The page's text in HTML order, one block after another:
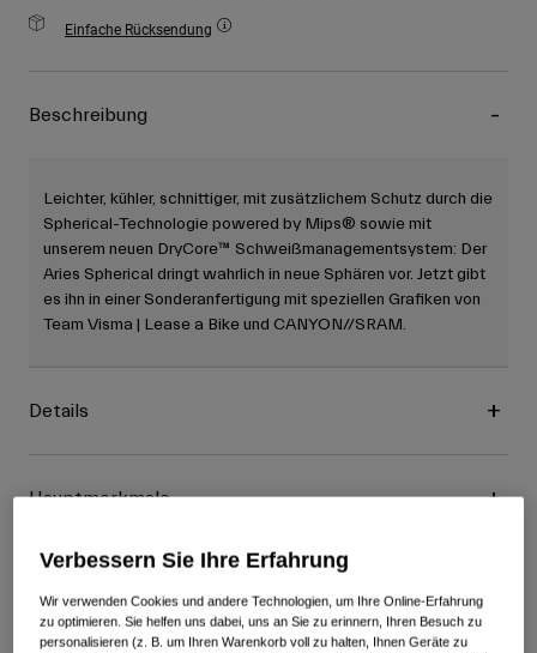
Einfache Rücksendung
Beschreibung
Leichter, kühler, schnittiger, mit zusätzlichem Schutz durch die
Spherical-Technologie powered by Mips® sowie mit
unserem neuen DryCore™ Schweißmanagementsystem: Der
Aries Spherical dringt wahrlich in neue Sphären vor. Jetzt gibt
es ihn in einer Sonderanfertigung mit speziellen Grafiken von
Team Visma | Lease a Bike und CANYON//SRAM.
Details
Hauptmerkmale
Verbessern Sie Ihre Erfahrung
Wir verwenden Cookies und andere Technologien, um Ihre Online-Erfahrung
zu optimieren. Sie helfen uns dabei, uns an Sie zu erinnern, Ihren Besuch zu
personalisieren (z. B. um Ihren Warenkorb voll zu halten, Ihnen Geräte zu